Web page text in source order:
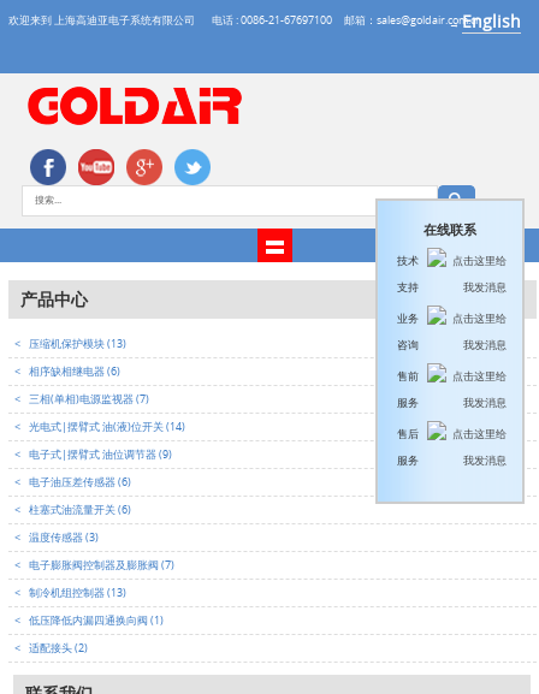
欢迎来到 上海高迪亚电子系统有限公司 电话 : 0086-21-67697100 邮箱：sales@goldair.com.cn
→English
产品中心
< 压缩机保护模块 (13)
< 相序缺相继电器 (6)
< 三相(单相)电源监视器 (7)
< 光电式|摆臂式 油(液)位开关 (14)
< 电子式|摆臂式 油位调节器 (9)
< 电子油压差传感器 (6)
< 柱塞式油流量开关 (6)
< 温度传感器 (3)
< 电子膨胀阀控制器及膨胀阀 (7)
< 制冷机组控制器 (13)
< 低压降低内漏四通换向阀 (1)
< 适配接头 (2)
在线联系
技术
支持
业务
咨询
售前
服务
售后
服务